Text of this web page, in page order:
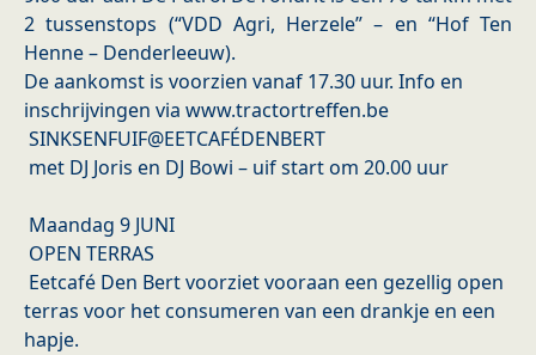
2 tussenstops (“VDD Agri, Herzele” – en “Hof Ten
Henne – Denderleeuw).
De aankomst is voorzien vanaf 17.30 uur. Info en
inschrijvingen via www.tractortreffen.be
SINKSENFUIF@EETCAFÉDENBERT
met DJ Joris en DJ Bowi – uif start om 20.00 uur
Maandag 9 JUNI
OPEN TERRAS
Eetcafé Den Bert voorziet vooraan een gezellig open
terras voor het consumeren van een drankje en een
hapje.